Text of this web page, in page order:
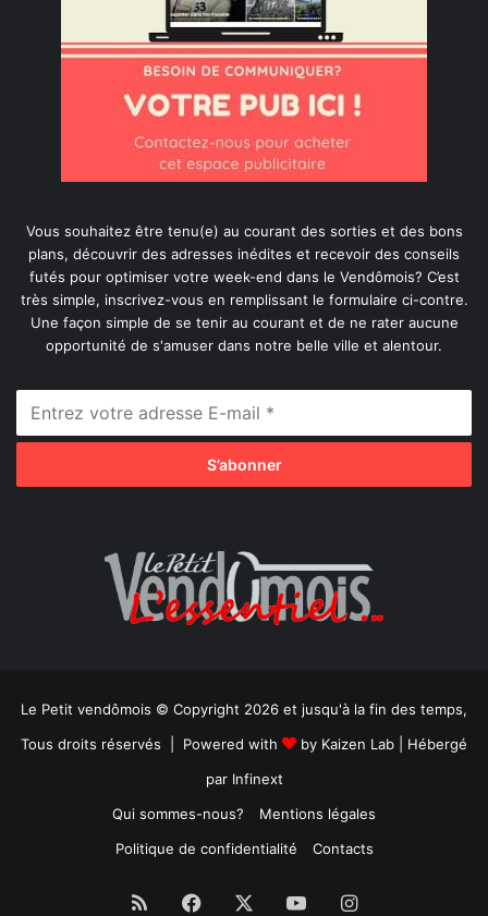
Vous souhaitez être tenu(e) au courant des sorties et des bons
plans, découvrir des adresses inédites et recevoir des conseils
futés pour optimiser votre week-end dans le Vendômois? C’est
très simple, inscrivez-vous en remplissant le formulaire ci-contre.
Une façon simple de se tenir au courant et de ne rater aucune
opportunité de s'amuser dans notre belle ville et alentour.
Le Petit vendômois © Copyright 2026 et jusqu'à la fin des temps,
Tous droits réservés | Powered with
by Kaizen Lab | Hébergé
par Infinext
Qui sommes-nous?
Mentions légales
Politique de confidentialité
Contacts
RSS Facebook YouTubeInstagram